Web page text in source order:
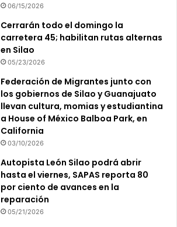
06/15/2026
Cerrarán todo el domingo la
carretera 45; habilitan rutas alternas
en Silao
05/23/2026
Federación de Migrantes junto con
los gobiernos de Silao y Guanajuato
llevan cultura, momias y estudiantina
a House of México Balboa Park, en
California
03/10/2026
Autopista León Silao podrá abrir
hasta el viernes, SAPAS reporta 80
por ciento de avances en la
reparación
05/21/2026